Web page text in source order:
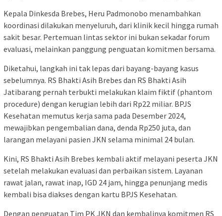
Kepala Dinkesda Brebes, Heru Padmonobo menambahkan
koordinasi dilakukan menyeluruh, dari klinik kecil hingga rumah
sakit besar. Pertemuan lintas sektor ini bukan sekadar forum
evaluasi, melainkan panggung penguatan komitmen bersama.
Diketahui, langkah ini tak lepas dari bayang-bayang kasus
sebelumnya. RS Bhakti Asih Brebes dan RS Bhakti Asih
Jatibarang pernah terbukti melakukan klaim fiktif (phantom
procedure) dengan kerugian lebih dari Rp22 miliar. BPJS
Kesehatan memutus kerja sama pada Desember 2024,
mewajibkan pengembalian dana, denda Rp250 juta, dan
larangan melayani pasien JKN selama minimal 24 bulan.
Kini, RS Bhakti Asih Brebes kembali aktif melayani peserta JKN
setelah melakukan evaluasi dan perbaikan sistem. Layanan
rawat jalan, rawat inap, IGD 24 jam, hingga penunjang medis
kembali bisa diakses dengan kartu BPJS Kesehatan.
Dengan penguatan Tim PK JKN dan kembalinya komitmen RS